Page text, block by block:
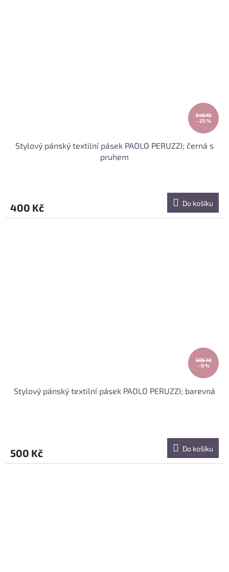
540 Kč
–25 %
Stylový pánský textilní pásek PAOLO PERUZZI; černá s
pruhem
400 Kč Do košíku
505 Kč
–0 %
Stylový pánský textilní pásek PAOLO PERUZZI; barevná
500 Kč Do košíku